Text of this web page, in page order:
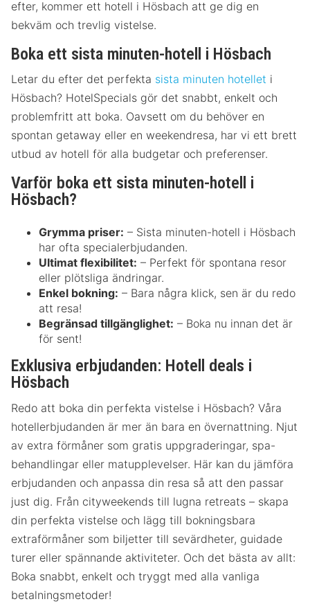
efter, kommer ett hotell i Hösbach att ge dig en
bekväm och trevlig vistelse.
Boka ett sista minuten-hotell i Hösbach
Letar du efter det perfekta sista minuten hotellet i
Hösbach? HotelSpecials gör det snabbt, enkelt och
problemfritt att boka. Oavsett om du behöver en
spontan getaway eller en weekendresa, har vi ett brett
utbud av hotell för alla budgetar och preferenser.
Varför boka ett sista minuten-hotell i
Hösbach?
Grymma priser: – Sista minuten-hotell i Hösbach
har ofta specialerbjudanden.
Ultimat flexibilitet: – Perfekt för spontana resor
eller plötsliga ändringar.
Enkel bokning: – Bara några klick, sen är du redo
att resa!
Begränsad tillgänglighet: – Boka nu innan det är
för sent!
Exklusiva erbjudanden: Hotell deals i
Hösbach
Redo att boka din perfekta vistelse i Hösbach? Våra
hotellerbjudanden är mer än bara en övernattning. Njut
av extra förmåner som gratis uppgraderingar, spa-
behandlingar eller matupplevelser. Här kan du jämföra
erbjudanden och anpassa din resa så att den passar
just dig. Från cityweekends till lugna retreats – skapa
din perfekta vistelse och lägg till bokningsbara
extraförmåner som biljetter till sevärdheter, guidade
turer eller spännande aktiviteter. Och det bästa av allt:
Boka snabbt, enkelt och tryggt med alla vanliga
betalningsmetoder!